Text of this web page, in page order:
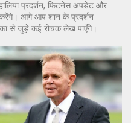
प्रदर्शन, फिटनेस अपडेट और
करेंगे। आगे आप शान के प्रदर्शन
से जुड़े कई रोचक लेख पाएँगे।